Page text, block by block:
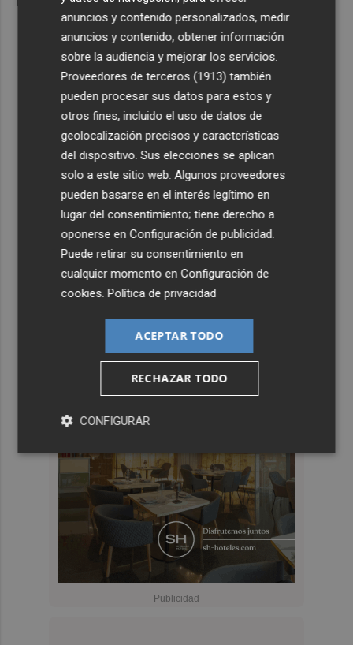
anuncios y contenido personalizados, medir
anuncios y contenido, obtener información
sobre la audiencia y mejorar los servicios.
Proveedores de terceros (1913) también
pueden procesar sus datos para estos y
otros fines, incluido el uso de datos de
geolocalización precisos y características
del dispositivo. Sus elecciones se aplican
solo a este sitio web. Algunos proveedores
pueden basarse en el interés legítimo en
lugar del consentimiento; tiene derecho a
oponerse enConfiguración de publicidad
Puede retirar su consentimiento en
cualquier momento enConfiguración de
cookies .Política de privacidad
ACEPTAR TODO
RECHAZAR TODO
CONFIGURAR